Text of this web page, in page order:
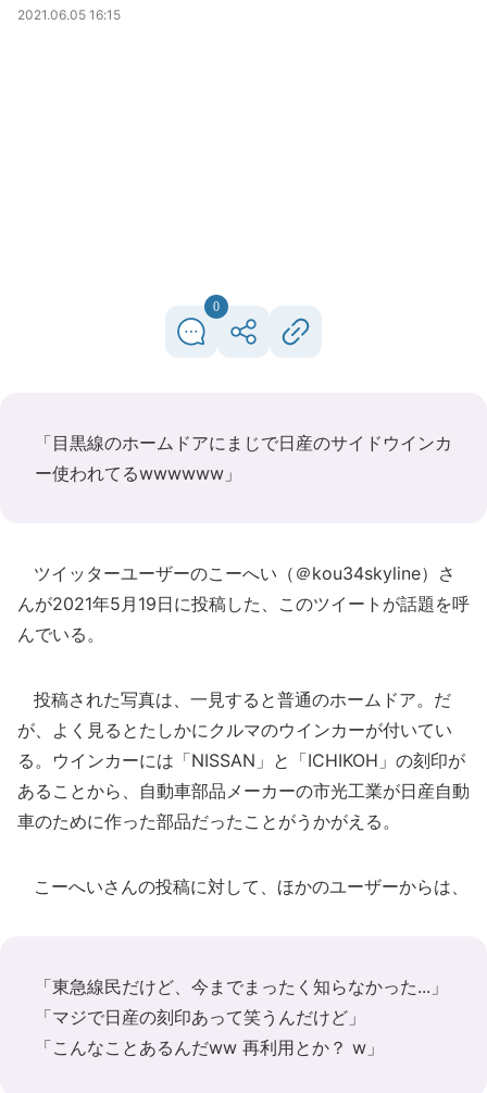
2021.06.05 16:15
0
「目黒線のホームドアにまじで日産のサイドウインカ
ー使われてるwwwwww」
ツイッターユーザーのこーへい（＠kou34skyline）さ
んが2021年5月19日に投稿した、このツイートが話題を呼
んでいる。
投稿された写真は、一見すると普通のホームドア。だ
が、よく見るとたしかにクルマのウインカーが付いてい
る。ウインカーには「NISSAN」と「ICHIKOH」の刻印が
あることから、自動車部品メーカーの市光工業が日産自動
車のために作った部品だったことがうかがえる。
こーへいさんの投稿に対して、ほかのユーザーからは、
「東急線民だけど、今までまったく知らなかった...」
「マジで日産の刻印あって笑うんだけど」
「こんなことあるんだww 再利用とか？ w」